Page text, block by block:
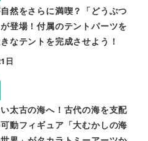
然をさらに満喫？「どうぶつ
登場！付属のテントパーツを
なテントを完成させよう！
日
太古の海へ！古代の海を支配
動フィギュア「大むかしの海